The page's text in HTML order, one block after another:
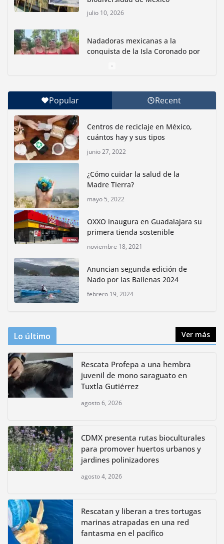
julio 10, 2026
Nadadoras mexicanas a la
conquista de la Isla Coronado por
Con jornada informativa, Profepa y Humane World
for Animals buscan inhibir tráfico de aves
junio 15, 2026
Inauguran nuevo Embarcadero Cuemanco para
reactivar la zona lacustre de Xochimilco
junio 4, 2026
Rompe CDMX récords Reto Naturalista Urbano 2026 y
lidera la biodiversidad nacional
mayo 18, 2026
bioculturales para promover
huertos urbanos y jardines
polinizadores
Popular Recent
Centros de reciclaje en México,
cuántos hay y sus tipos
junio 27, 2022
¿Cómo cuidar la salud de la
Madre Tierra?
mayo 5, 2022
OXXO inaugura en Guadalajara su
primera tienda sostenible
noviembre 18, 2021
Anuncian segunda edición de
Nado por las Ballenas 2024
febrero 19, 2024
Lo último Ver más
Rescata Profepa a una hembra
juvenil de mono saraguato en
Tuxtla Gutiérrez
agosto 6, 2026
CDMX presenta rutas bioculturales
para promover huertos urbanos y
jardines polinizadores
agosto 4, 2026
Rescatan y liberan a tres tortugas
marinas atrapadas en una red
fantasma en el pacífico